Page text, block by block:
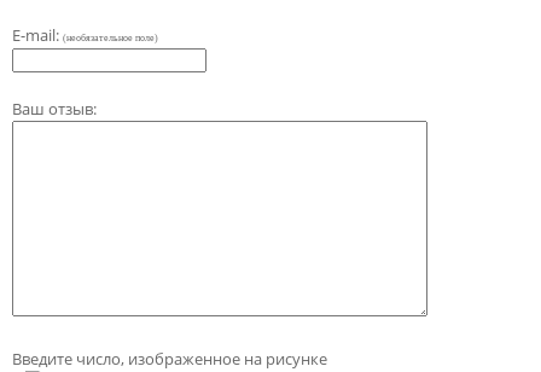
E-mail: (необязательное поле)
Ваш отзыв:
Введите число, изображенное на рисунке